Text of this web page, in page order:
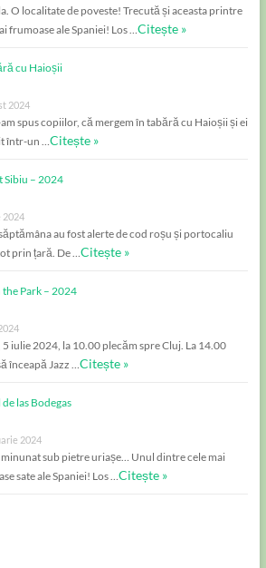
O localitate de poveste! Trecută și aceasta printre
frumoase ale Spaniei! Los … Citește »
cu Haioșii
2024
spus copiilor, că mergem în tabără cu Haioșii și ei
într-un … Citește »
Sibiu – 2024
2024
au fost alerte de cod roșu și portocaliu
prin țară. De … Citește »
the Park – 2024
iulie 2024, la 10.00 plecăm spre Cluj. La 14.00
înceapă Jazz … Citește »
las Bodegas
2024
minunat sub pietre uriașe… Unul dintre cele mai
sate ale Spaniei! Los … Citește »